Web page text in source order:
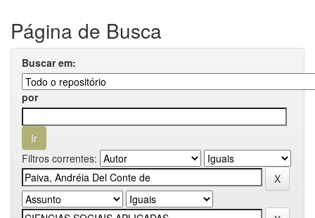
Página de Busca
Buscar em:
por
Filtros correntes: